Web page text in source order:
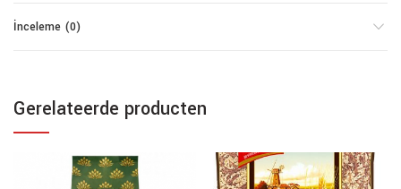
İnceleme (0)
Gerelateerde producten